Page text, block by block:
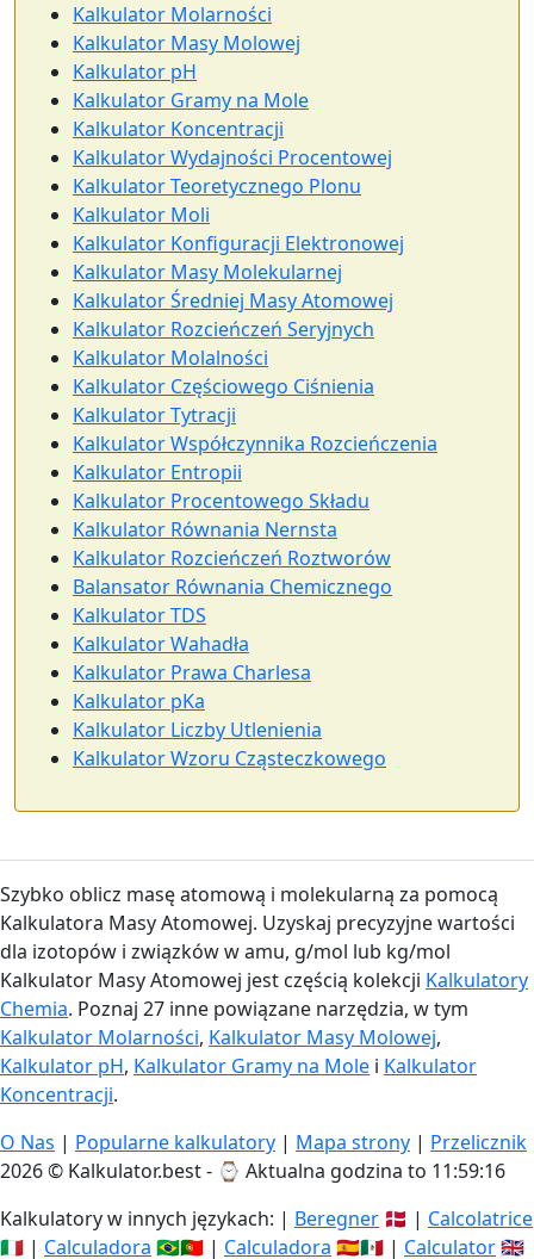
Kalkulator Molarności
Kalkulator Masy Molowej
Kalkulator pH
Kalkulator Gramy na Mole
Kalkulator Koncentracji
Kalkulator Wydajności Procentowej
Kalkulator Teoretycznego Plonu
Kalkulator Moli
Kalkulator Konfiguracji Elektronowej
Kalkulator Masy Molekularnej
Kalkulator Średniej Masy Atomowej
Kalkulator Rozcieńczeń Seryjnych
Kalkulator Molalności
Kalkulator Częściowego Ciśnienia
Kalkulator Tytracji
Kalkulator Współczynnika Rozcieńczenia
Kalkulator Entropii
Kalkulator Procentowego Składu
Kalkulator Równania Nernsta
Kalkulator Rozcieńczeń Roztworów
Balansator Równania Chemicznego
Kalkulator TDS
Kalkulator Wahadła
Kalkulator Prawa Charlesa
Kalkulator pKa
Kalkulator Liczby Utlenienia
Kalkulator Wzoru Cząsteczkowego
Szybko oblicz masę atomową i molekularną za pomocą
Kalkulatora Masy Atomowej. Uzyskaj precyzyjne wartości
dla izotopów i związków w amu, g/mol lub kg/mol
Kalkulator Masy Atomowej jest częścią kolekcji Kalkulatory
Chemia. Poznaj 27 inne powiązane narzędzia, w tym
Kalkulator Molarności, Kalkulator Masy Molowej,
Kalkulator pH, Kalkulator Gramy na Mole i Kalkulator
Koncentracji.
O Nas | Popularne kalkulatory | Mapa strony | Przelicznik
2026 © Kalkulator.best - ⌚ Aktualna godzina to 11:59:16
Kalkulatory w innych językach: | Beregner 🇩🇰 | Calcolatrice
🇮🇹 | Calculadora 🇧🇷🇵🇹 | Calculadora 🇪🇸🇲🇽 | Calculator🇬🇧